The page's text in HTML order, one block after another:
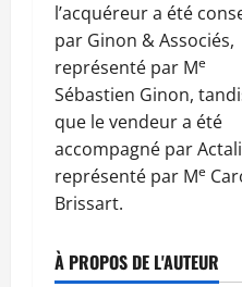
l’acquéreur a été
par Ginon & Associés,
représenté par Me
Sébastien Ginon,
que le vendeur a été
accompagné par
représenté par Me
Brissart.
À PROPOS DE L'AUTEUR